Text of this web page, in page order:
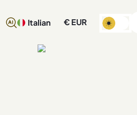
Italian € EUR